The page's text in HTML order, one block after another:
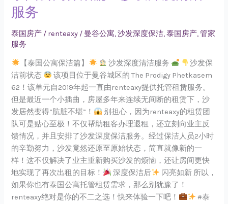
服务
泰国房产 / renteaxy / 曼谷公寓,沙发深度保洁,泰国房产,管家
服务
【泰国公寓保洁篇】 沙发深度清洁服务
沙发保
洁前状态
该项目位于曼谷城区的 The Prodigy Phetkasem
62！该单元自2019年起一直由renteaxy提供托管租赁服务。
但是最近一个小插曲，房屋多年来连续无间断的租赁下，沙
发居然变得“肮脏不堪”！
别担心，因为renteaxy的租赁团
队可是贴心至极！不仅帮助租客办理退租，还立刻向业主反
馈情况，并且安排了沙发深度保洁服务。经过保洁人员2小时
的辛勤努力，沙发竟然还原至原始状态，简直就像新的一
样！这不仅解决了业主重新购买沙发的烦恼，还让房间更快
地实现了再次出租的目标！
深度保洁后
闪亮如新 所以，
如果你也有泰国公寓托管租赁需求，那么别犹豫了！
renteaxy绝对是你的不二之选！快来体验一下吧！
#泰
国
公
寓
保
篇
–
沙
发
深
度
清
洁
服
务